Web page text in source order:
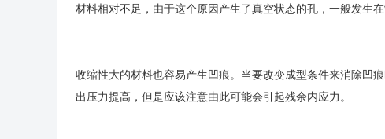
材料相对不足，由于这个原因产生了真空状态的孔，一般发生在
收缩性大的材料也容易产生凹痕。当要改变成型条件来消除凹
出压力提高，但是应该注意由此可能会引起残余内应力。